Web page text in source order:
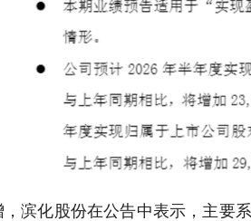
，滨化股份在公告中表示，主要